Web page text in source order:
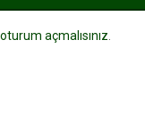
oturum açmalısınız